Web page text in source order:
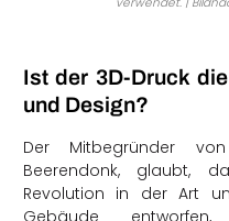
Ist der 3D-Druck
und Design?
Der Mitbegründer
Beerendonk, glaubt,
Revolution in der Art
Gebäude